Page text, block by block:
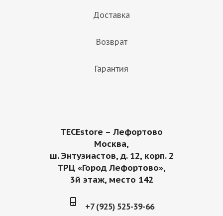
Доставка
Возврат
Гарантия
TECEstore – Лефортово
Москва,
ш. Энтузиастов, д. 12, корп. 2
ТРЦ «Город Лефортово»,
3й этаж, место 142
+7 (925) 525-39-66